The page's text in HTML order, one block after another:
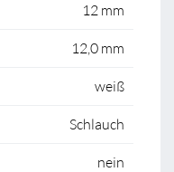
12 mm
12,0 mm
weiß
Schlauch
nein